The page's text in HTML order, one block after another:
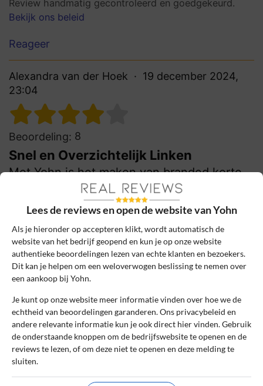
Review handmatig gecontroleerd en goedgekeurd.
Bekijk ons beleid
Reageer
Alexandra van der Hoek
19 december 2024,
23:04
Beoordeling: 8
Snel en Overzichtelijk Linken
Met Yohn is het maken van branded korte
links simpel, snel en overzichtelijk. De
uitgebreide analysetools geven echt nuttig
inzicht in het gebruik van de links.
0
Review handmatig gecontroleerd en goedgekeurd.
Bekijk ons beleid
Reageer
Charlotte Peters 15 november 2024, 13:32
Beoordeling: 10
Lees de reviews en open de website van Yohn
Als je hieronder op accepteren klikt, wordt automatisch de
website van het bedrijf geopend en kun je op onze website
authentieke beoordelingen lezen van echte klanten en bezoekers.
Dit kan je helpen om een weloverwogen beslissing te nemen over
een aankoop bij Yohn.
Je kunt op onze website meer informatie vinden over hoe we de
echtheid van beoordelingen garanderen. Ons privacybeleid en
andere relevante informatie kun je ook direct hier vinden. Gebruik
de onderstaande knoppen om de bedrijfswebsite te openen en de
reviews te lezen, of om deze niet te openen en deze melding te
sluiten.